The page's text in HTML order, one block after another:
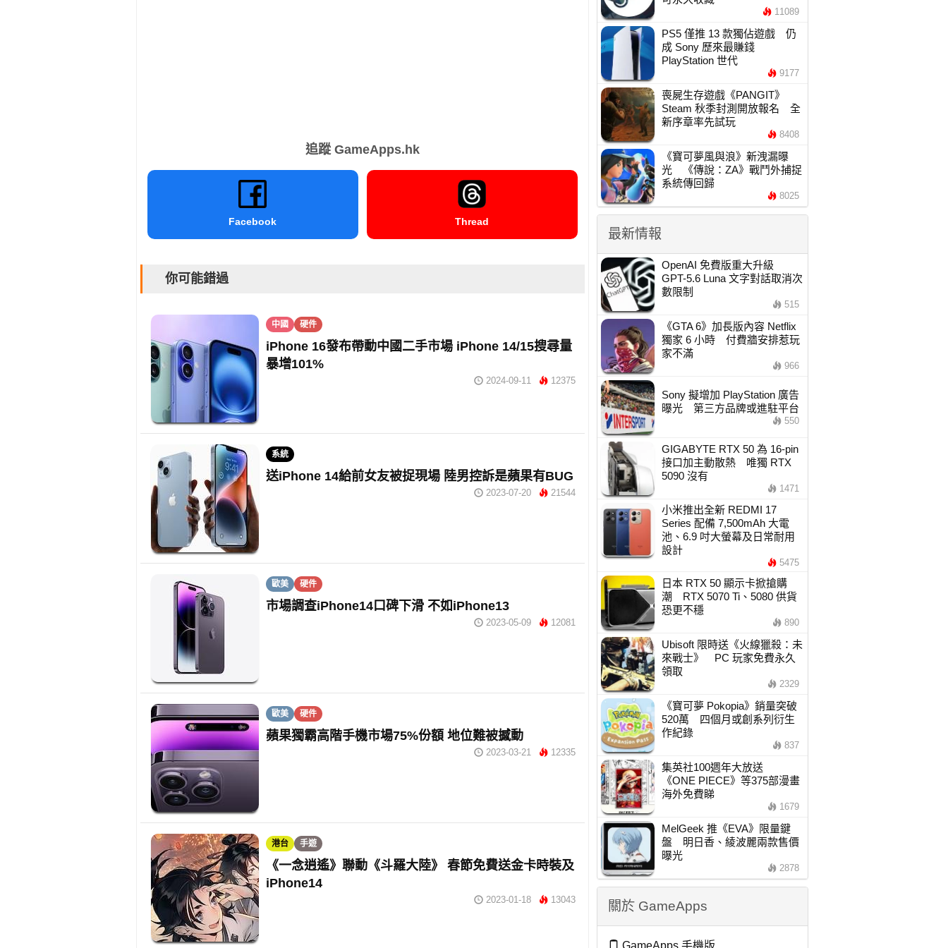
追蹤 GameApps.hk
Facebook Thread
你可能錯過
中國 硬件
iPhone 16發布帶動中國二手市場 iPhone 14/15搜尋量
暴增101%
2024-09-11 12375
系統
送iPhone 14給前女友被捉現場 陸男控訴是蘋果有BUG
2023-07-20 21544
歐美 硬件
市場調查iPhone14口碑下滑 不如iPhone13
2023-05-09 12081
歐美 硬件
蘋果獨霸高階手機市場75%份額 地位難被撼動
2023-03-21 12335
港台 手遊
《一念逍遙》聯動《斗羅大陸》 春節免費送金卡時裝及
iPhone14
2023-01-18 13043
11089
PS5 僅推 13 款獨佔遊戲 仍
成 Sony 歷來最賺錢
PlayStation 世代
9177
喪屍生存遊戲《PANGIT》
Steam 秋季封測開放報名 全
新序章率先試玩
8408
《寶可夢風與浪》新洩漏曝
光 《傳說：ZA》戰鬥外捕捉
系統傳回歸
8025
最新情報
OpenAI 免費版重大升級
GPT-5.6 Luna 文字對話取消次
數限制
515
《GTA 6》加長版內容 Netflix
獨家 6 小時 付費牆安排惹玩
家不滿
966
Sony 擬增加 PlayStation 廣告
曝光 第三方品牌或進駐平台
550
GIGABYTE RTX 50 為 16-pin
接口加主動散熱 唯獨 RTX
5090 沒有
1471
小米推出全新 REDMI 17
Series 配備 7,500mAh 大電
池、6.9 吋大螢幕及日常耐用
設計
5475
日本 RTX 50 顯示卡掀搶購
潮 RTX 5070 Ti、5080 供貨
恐更不穩
890
Ubisoft 限時送《火線獵殺：未
來戰士》 PC 玩家免費永久
領取
2329
《寶可夢 Pokopia》銷量突破
520萬 四個月或創系列衍生
作紀錄
837
集英社100週年大放送
《ONE PIECE》等375部漫畫
海外免費睇
1679
MelGeek 推《EVA》限量鍵
盤 明日香、綾波麗兩款售價
曝光
2878
關於 GameApps
GameApps 手機版